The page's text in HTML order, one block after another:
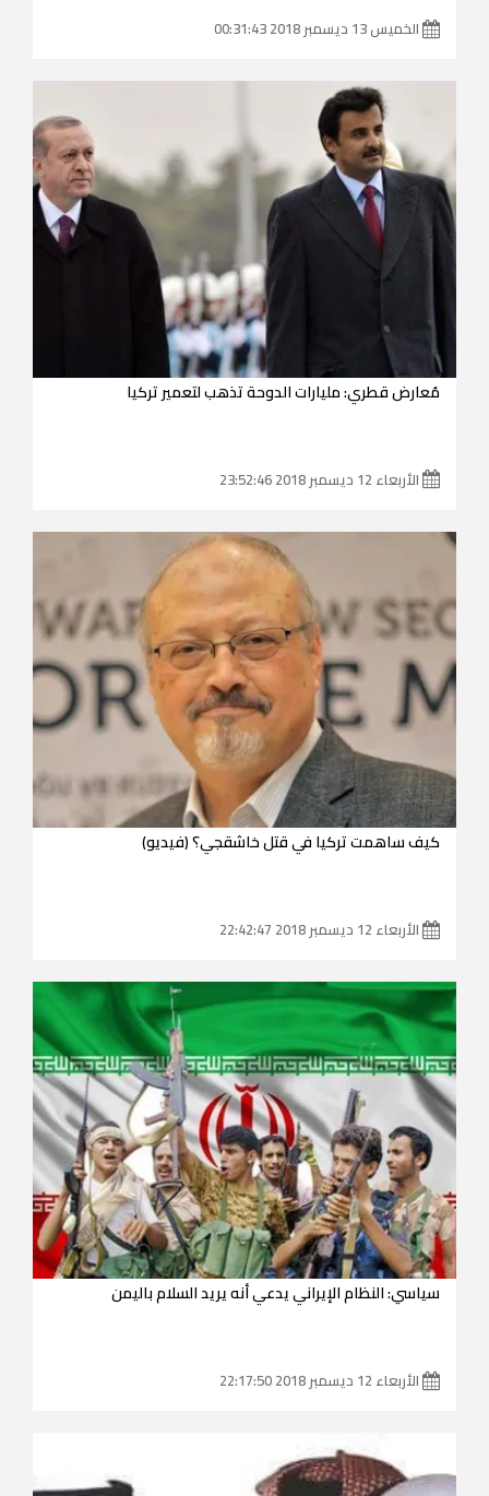
الخميس 13 ديسمبر 2018 00:31:43
مُعارض قطري: مليارات الدوحة تذهب لتعمير تركيا
الأربعاء 12 ديسمبر 2018 23:52:46
كيف ساهمت تركيا في قتل خاشقجي؟ (فيديو)
الأربعاء 12 ديسمبر 2018 22:42:47
سياسي: النظام الإيراني يدعي أنه يريد السلام باليمن
الأربعاء 12 ديسمبر 2018 22:17:50